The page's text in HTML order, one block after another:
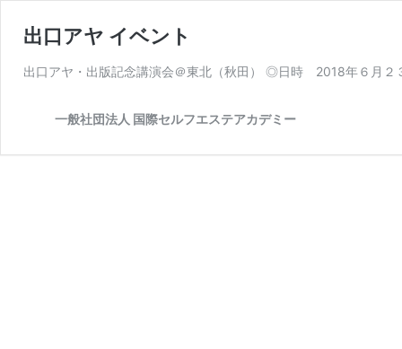
出口アヤ イベント
出口アヤ・出版記念講演会＠東北（秋田） ◎日時 2018年６月
一般社団法人 国際セルフエステアカデミー